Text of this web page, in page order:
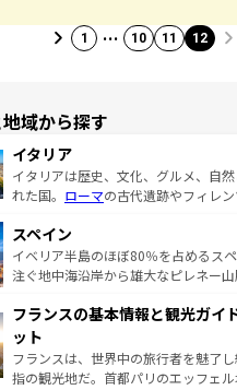
1 … 10 11 12
域から探す
イタリア
イタリアは歴史、文化、グルメ、自
れた国。 ローマの古代遺跡やフィレ
ろん、トスカーナの美しい田園風景や
景など、自然景観も見逃せない。観
ピザやパスタなど、絶品のイタリア
ませてくれるイタリアで、忘れられ
なお、新着のイタリア情報は
しい。
スペイン
イベリア半島のほぼ80％を占めるス
注ぐ地中海沿岸から雄大なピレネー
文化が根付くこの国では、情熱的な
れる闘牛、そして美味しいタパスが生
る。首都マドリードの洗練された雰
アートに溢れた街角から、地方では
フランスの基本情報と観光ガイ
ット
フランスは、世界中の旅行者を魅了
指の観光地だ。首都パリのエッフェ